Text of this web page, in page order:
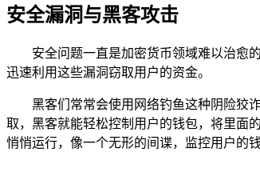
安全漏洞与黑客攻击
安全问题一直是加密货币领域难以治愈
迅速利用这些漏洞窃取用户的资金。
黑客们常常会使用网络钓鱼这种阴险狡
取，黑客就能轻松控制用户的钱包，将里面
悄悄运行，像一个无形的间谍，监控用户的